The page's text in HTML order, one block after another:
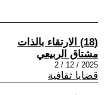
(18) الارتقاء بالذات
مشتاق الربيعي
2025 / 12 / 2
قضايا ثقافية